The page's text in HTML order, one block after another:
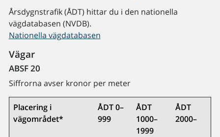
Årsdygnstrafik (ÅDT) hittar du i den nationella
vägdatabasen (NVDB).
Nationella vägdatabasen
Vägar
ABSF 20
Siffrorna avser kronor per meter
Placering i
vägområdet*
ÅDT 0–
999
ÅDT
1000–
1999
ÅDT
2000–